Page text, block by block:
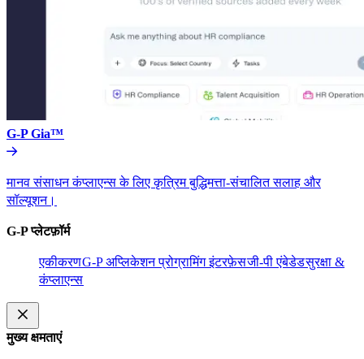
G-P Gia™​​
मानव संसाधन कंप्लाएन्स के लिए कृत्रिम बुद्धिमत्ता-संचालित सलाह और
सॉल्यूशन।​​
G-P प्लेटफ़ॉर्म​​
एकीकरण​​G-P अप्लिकेशन प्रोग्रामिंग इंटरफ़ेस​​जी-पी एंबेडेड​​सुरक्षा &
कंप्लाएन्स​​
मुख्य क्षमताएं​​